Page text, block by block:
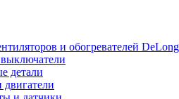
и обогревателей
детали